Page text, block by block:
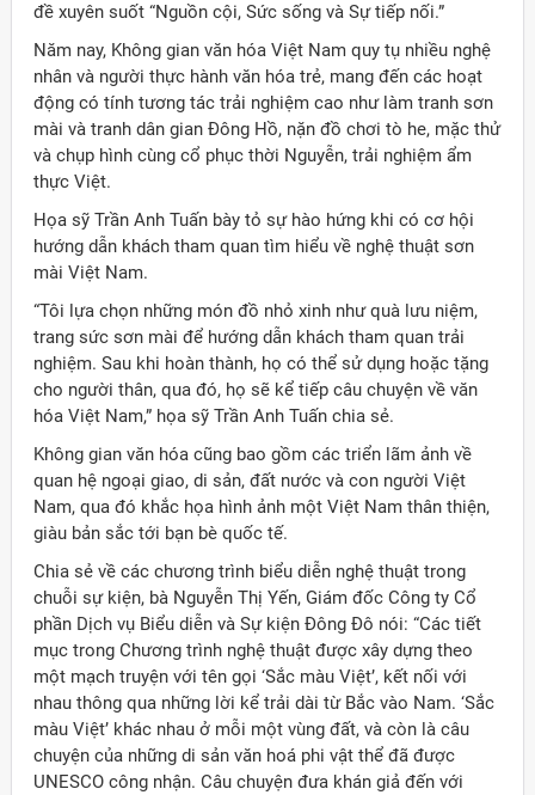
đề xuyên suốt “Nguồn cội, Sức sống và Sự tiếp nối.”
Năm nay, Không gian văn hóa Việt Nam quy tụ nhiều nghệ
nhân và người thực hành văn hóa trẻ, mang đến các hoạt
động có tính tương tác trải nghiệm cao như làm tranh sơn
mài và tranh dân gian Đông Hồ, nặn đồ chơi tò he, mặc thử
và chụp hình cùng cổ phục thời Nguyễn, trải nghiệm ẩm
thực Việt.
Họa sỹ Trần Anh Tuấn bày tỏ sự hào hứng khi có cơ hội
hướng dẫn khách tham quan tìm hiểu về nghệ thuật sơn
mài Việt Nam.
“Tôi lựa chọn những món đồ nhỏ xinh như quà lưu niệm,
trang sức sơn mài để hướng dẫn khách tham quan trải
nghiệm. Sau khi hoàn thành, họ có thể sử dụng hoặc tặng
cho người thân, qua đó, họ sẽ kể tiếp câu chuyện về văn
hóa Việt Nam,” họa sỹ Trần Anh Tuấn chia sẻ.
Không gian văn hóa cũng bao gồm các triển lãm ảnh về
quan hệ ngoại giao, di sản, đất nước và con người Việt
Nam, qua đó khắc họa hình ảnh một Việt Nam thân thiện,
giàu bản sắc tới bạn bè quốc tế.
Chia sẻ về các chương trình biểu diễn nghệ thuật trong
chuỗi sự kiện, bà Nguyễn Thị Yến, Giám đốc Công ty Cổ
phần Dịch vụ Biểu diễn và Sự kiện Đông Đô nói: “Các tiết
mục trong Chương trình nghệ thuật được xây dựng theo
một mạch truyện với tên gọi ‘Sắc màu Việt’, kết nối với
nhau thông qua những lời kể trải dài từ Bắc vào Nam. ‘Sắc
màu Việt’ khác nhau ở mỗi một vùng đất, và còn là câu
chuyện của những di sản văn hoá phi vật thể đã được
UNESCO công nhận. Câu chuyện đưa khán giả đến với